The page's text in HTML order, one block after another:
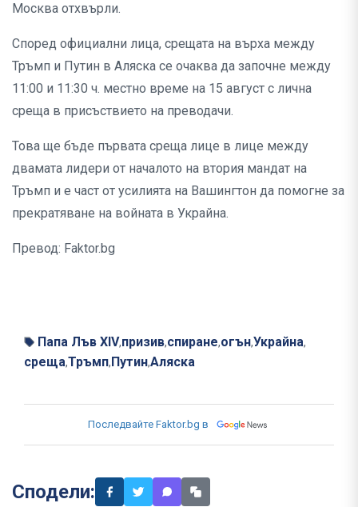
Москва отхвърли.
Според официални лица, срещата на върха между
Тръмп и Путин в Аляска се очаква да започне между
11:00 и 11:30 ч. местно време на 15 август с лична
среща в присъствието на преводачи.
Това ще бъде първата среща лице в лице между
двамата лидери от началото на втория мандат на
Тръмп и е част от усилията на Вашингтон да помогне за
прекратяване на войната в Украйна.
Превод: Faktor.bg
Папа Лъв XIV,призив,спиране,огън,Украйна,
среща,Тръмп, Путин,Аляска
Последвайте Faktor.bg в
Сподели: